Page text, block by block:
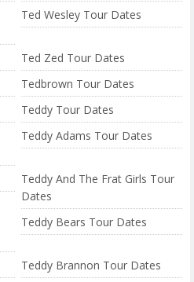
Ted Wesley Tour Dates
Ted Zed Tour Dates
Tedbrown Tour Dates
Teddy Tour Dates
Teddy Adams Tour Dates
Teddy And The Frat Girls Tour
Dates
Teddy Bears Tour Dates
Teddy Brannon Tour Dates